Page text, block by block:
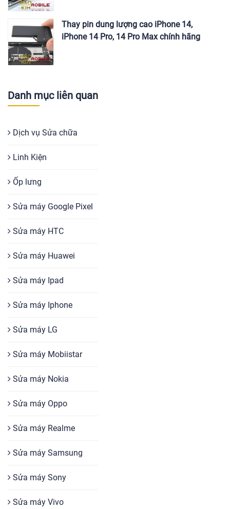
Thay pin dung lượng cao iPhone 14,
iPhone 14 Pro, 14 Pro Max chính hãng
Danh mục liên quan
Dịch vụ Sửa chữa
Linh Kiện
Ốp lưng
Sửa máy Google Pixel
Sửa máy HTC
Sửa máy Huawei
Sửa máy Ipad
Sửa máy Iphone
Sửa máy LG
Sửa máy Mobiistar
Sửa máy Nokia
Sửa máy Oppo
Sửa máy Realme
Sửa máy Samsung
Sửa máy Sony
Sửa máy Vivo